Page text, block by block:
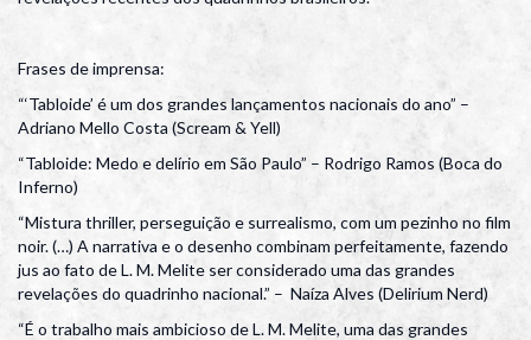
Frases de imprensa:
“‘Tabloide’ é um dos grandes lançamentos nacionais do ano” –
Adriano Mello Costa (Scream & Yell)
“Tabloide: Medo e delírio em São Paulo” – Rodrigo Ramos (Boca do
Inferno)
“Mistura thriller, perseguição e surrealismo, com um pezinho no film
noir. (…) A narrativa e o desenho combinam perfeitamente, fazendo
jus ao fato de L. M. Melite ser considerado uma das grandes
revelações do quadrinho nacional.” – Naíza Alves (Delirium Nerd)
“É o trabalho mais ambicioso de L. M. Melite, uma das grandes